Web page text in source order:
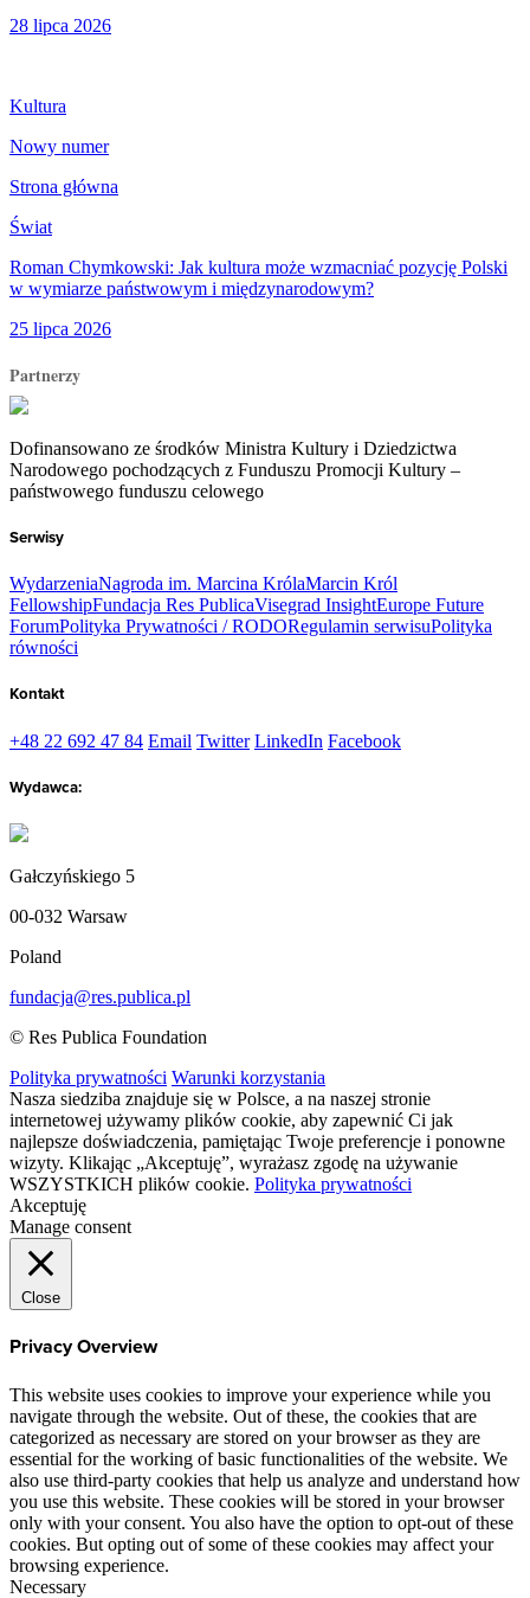
28 lipca 2026
Kultura
Nowy numer
Strona główna
Świat
Roman Chymkowski: Jak kultura może wzmacniać pozycję Polski
w wymiarze państwowym i międzynarodowym?
25 lipca 2026
Partnerzy
Dofinansowano ze środków Ministra Kultury i Dziedzictwa
Narodowego pochodzących z Funduszu Promocji Kultury –
państwowego funduszu celowego
Serwisy
WydarzeniaNagroda im. Marcina KrólaMarcin Król
FellowshipFundacja Res PublicaVisegrad InsightEurope Future
ForumPolityka Prywatności / RODORegulamin serwisuPolityka
równości
Kontakt
+48 22 692 47 84 Email Twitter LinkedIn Facebook
Wydawca:
Gałczyńskiego 5
00-032 Warsaw
Poland
fundacja@res.publica.pl
© Res Publica Foundation
Polityka prywatności Warunki korzystania
Nasza siedziba znajduje się w Polsce, a na naszej stronie
internetowej używamy plików cookie, aby zapewnić Ci jak
najlepsze doświadczenia, pamiętając Twoje preferencje i ponowne
wizyty. Klikając „Akceptuję”, wyrażasz zgodę na używanie
WSZYSTKICH plików cookie. Polityka prywatności
Akceptuję
Manage consent
Close
Privacy Overview
This website uses cookies to improve your experience while you
navigate through the website. Out of these, the cookies that are
categorized as necessary are stored on your browser as they are
essential for the working of basic functionalities of the website. We
also use third-party cookies that help us analyze and understand how
you use this website. These cookies will be stored in your browser
only with your consent. You also have the option to opt-out of these
cookies. But opting out of some of these cookies may affect your
browsing experience.
Necessary